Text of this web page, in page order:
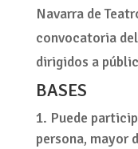
Navarra de
convocatoria
dirigidos a
BASES
Puede
persona, mayor